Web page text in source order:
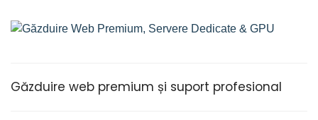
Găzduire web premium și suport profesional